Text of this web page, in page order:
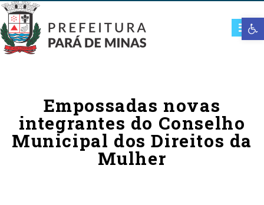
Empossadas novas
integrantes do Conselho
Municipal dos Direitos da
Mulher